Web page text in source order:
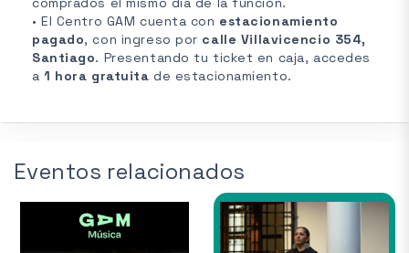
• El Centro GAM cuenta con estacionamiento
pagado, con ingreso por calle Villavicencio 354,
Santiago. Presentando tu ticket en caja, accedes
a1 hora gratuita de estacionamiento.
Eventos relacionados